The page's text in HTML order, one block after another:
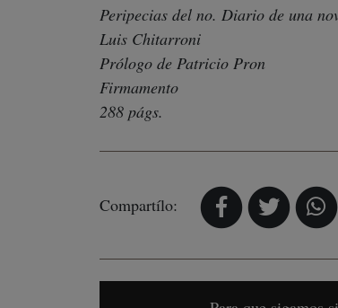
Peripecias del no. Diario de una
Luis Chitarroni
Prólogo de Patricio Pron
Firmamento
288 págs.
Compartílo: